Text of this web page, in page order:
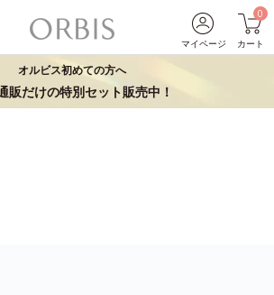
マイページ
0
カート
オルビス初めての方へ
販だけの特別セット販売中！